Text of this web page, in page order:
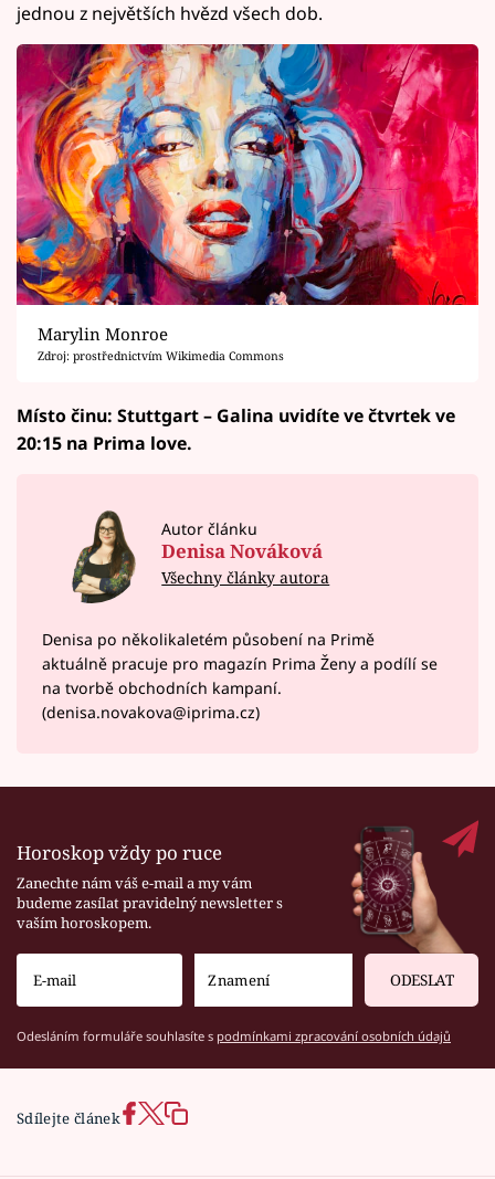
jednou z největších hvězd všech dob.
Marylin Monroe
Zdroj: prostřednictvím Wikimedia Commons
Místo činu: Stuttgart – Galina uvidíte ve čtvrtek ve
20:15 na Prima love.
Autor článku
Denisa Nováková
Všechny články autora
Denisa po několikaletém působení na Primě
aktuálně pracuje pro magazín Prima Ženy a podílí se
na tvorbě obchodních kampaní.
(denisa.novakova@iprima.cz)
Horoskop vždy po ruce
Zanechte nám váš e-mail a my vám
budeme zasílat pravidelný newsletter s
vaším horoskopem.
ODESLAT
Odesláním formuláře souhlasíte s podmínkami zpracování osobních údajů
Sdílejte článek